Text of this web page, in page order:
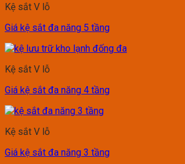
Kệ sắt V lỗ
Giá kệ sắt đa năng 5 tầng
Kệ sắt V lỗ
Giá kệ sắt đa năng 4 tầng
Kệ sắt V lỗ
Giá kệ sắt đa năng 3 tầng